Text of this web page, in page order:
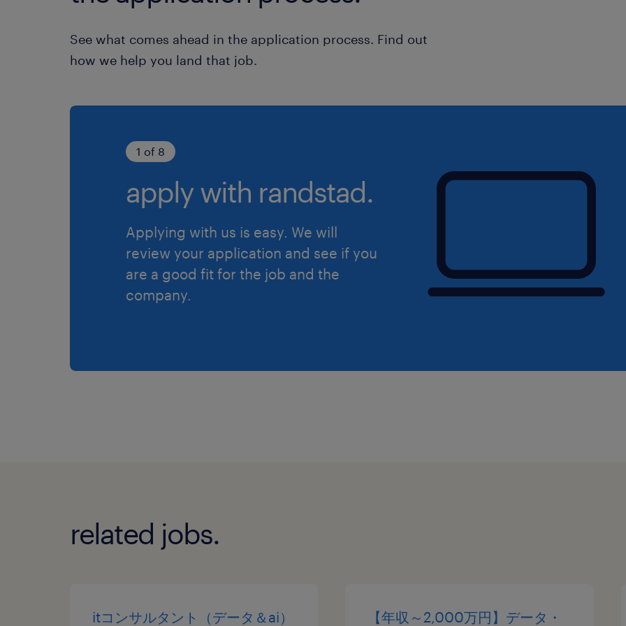
See what comes ahead in the application process. Find out
how we help you land that job.
1 of 8
apply with randstad.
Applying with us is easy. We will
review your application and see if you
are a good fit for the job and the
company.
related jobs.
itコンサルタント（データ＆ai） 【年収～2,000万円】データ・